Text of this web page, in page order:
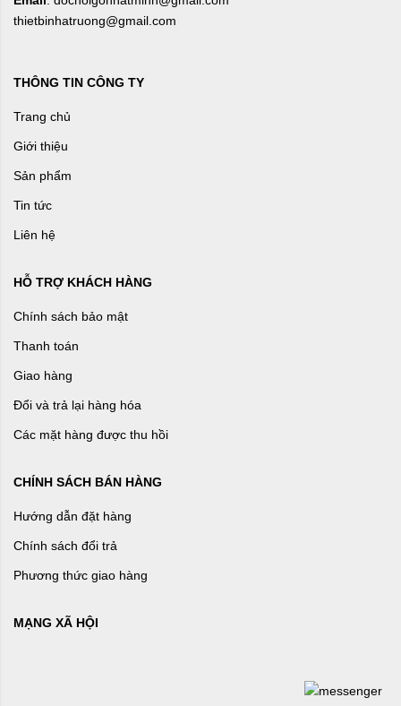
thietbinhatruong@gmail.com
THÔNG TIN CÔNG TY
Trang chủ
Giới thiệu
Sản phẩm
Tin tức
Liên hệ
HỖ TRỢ KHÁCH HÀNG
Chính sách bảo mật
Thanh toán
Giao hàng
Đổi và trả lại hàng hóa
Các mặt hàng được thu hồi
CHÍNH SÁCH BÁN HÀNG
Hướng dẫn đặt hàng
Chính sách đổi trả
Phương thức giao hàng
MẠNG XÃ HỘI